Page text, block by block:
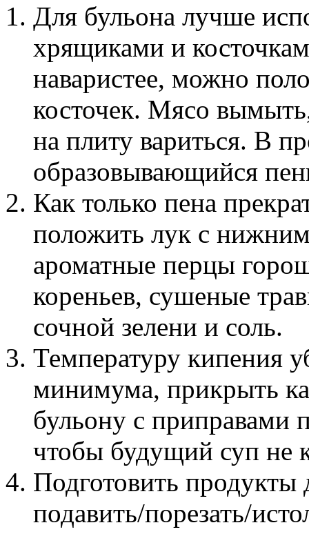
Для бульона лучше
хрящиками и
наваристее, можно
косточек. Мясо
на плиту вариться. В
образовывающийся
Как только пена
положить лук с
ароматные перцы
кореньев, сушеные
сочной зелени и соль.
Температуру кипения
минимума, прикрыть
бульону с приправами
чтобы будущий суп не
Подготовить продукты
подавить/порезать/